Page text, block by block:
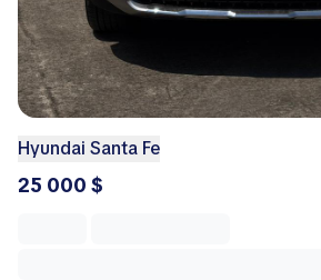
Hyundai Santa Fe
25 000 $